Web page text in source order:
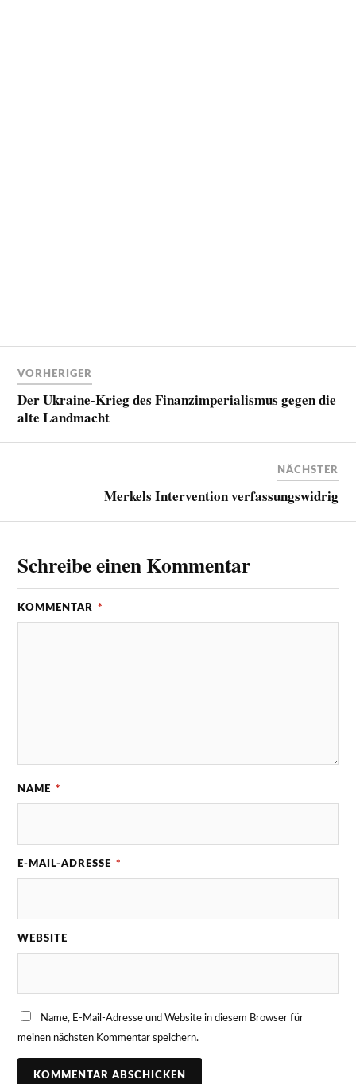
VORHERIGER
Der Ukraine-Krieg des Finanzimperialismus gegen die
alte Landmacht
NÄCHSTER
Merkels Intervention verfassungswidrig
Schreibe einen Kommentar
KOMMENTAR *
NAME *
E-MAIL-ADRESSE *
WEBSITE
Name, E-Mail-Adresse und Website in diesem Browser für
meinen nächsten Kommentar speichern.